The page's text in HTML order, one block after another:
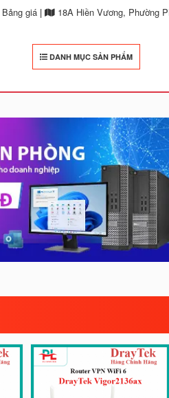
Bảng giá| 18A Hiền Vương, Phường
DANH MỤC SẢN PHẨM